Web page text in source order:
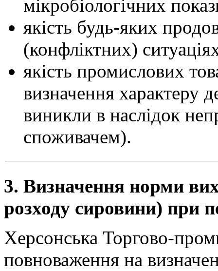
мікробіологічних
якість будь-яких
(конфліктних)
якість промислових
визначення характеру
виникли в наслідок
споживачем).
3. Визначення норми
розходу сировини) при
Херсонська Торгово-
повноваження на